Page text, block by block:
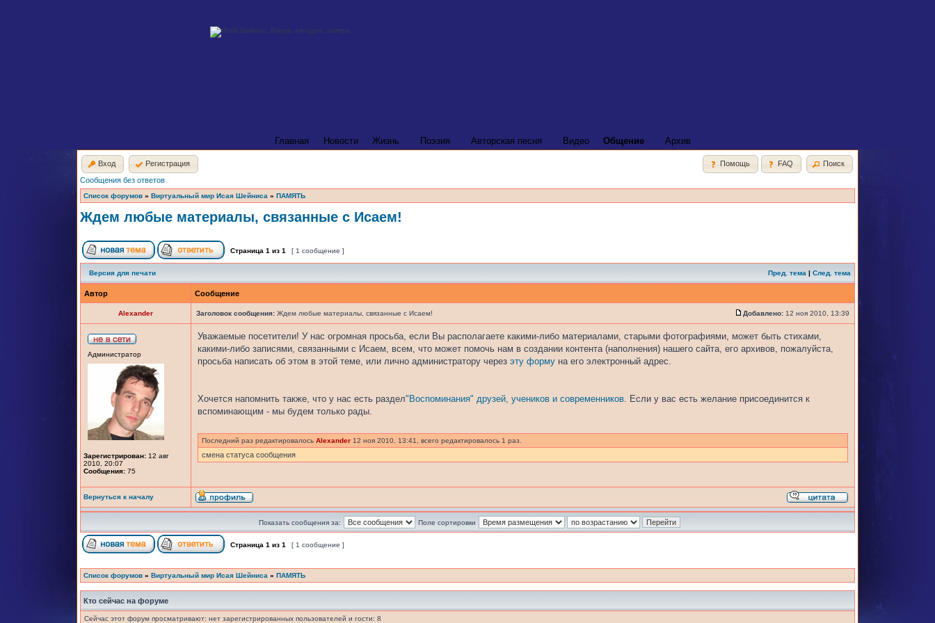
Главная Новости Жизнь Поэзия Авторская песня Видео Общение Архив
Вход Регистрация Помощь FAQ
Поиск
Сообщения без ответов
Список форумов » Виртуальный мир Исая Шейниса » ПАМЯТЬ
Ждем любые материалы, связанные с Исаем!
Страница 1 из 1 [ 1 сообщение ]
Версия для печати Пред. тема | След. тема
Автор Сообщение
Alexander Заголовок сообщения: Ждем любые материалы, связанные с Исаем! Добавлено: 12 ноя 2010, 13:39
Администратор
Зарегистрирован: 12 авг
2010, 20:07
Сообщения: 75
Уважаемые посетители! У нас огромная просьба, если Вы располагаете какими-либо материалами, старыми фотографиями, может быть стихами,
какими-либо записями, связанными с Исаем, всем, что может помочь нам в создании контента (наполнения) нашего сайта, его архивов, пожалуйста,
просьба написать об этом в этой теме, или лично администратору через эту форму на его электронный адрес.
Хочется напомнить также, что у нас есть раздел"Воспоминания" друзей, учеников и современников. Если у вас есть желание присоединится к
вспоминающим - мы будем только рады.
Последний раз редактировалось Alexander 12 ноя 2010, 13:41, всего редактировалось 1 раз.
смена статуса сообщения
Вернуться к началу
Показать сообщения за: Поле сортировки
Страница 1 из 1 [ 1 сообщение ]
Список форумов » Виртуальный мир Исая Шейниса » ПАМЯТЬ
Кто сейчас на форуме
Сейчас этот форум просматривают: нет зарегистрированных пользователей и гости: 8